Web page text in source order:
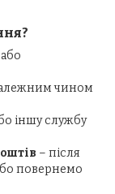
чином
іншу службу
– після
повернемо